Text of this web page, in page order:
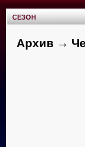
СЕЗОН
Архив →